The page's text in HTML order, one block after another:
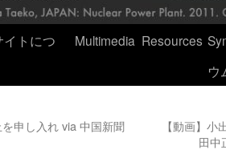
イトにつ
Multimedia Resources
ウ
を申し入れ via 中国新聞
【動画】
田中